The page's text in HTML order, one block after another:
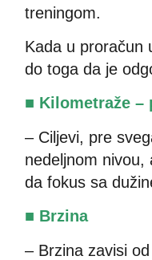
treningom.
Kada u proračun
do toga da je
■ Kilometraže
– Ciljevi, pre
nedeljnom
da fokus sa
■ Brzina
– Brzina zavisi